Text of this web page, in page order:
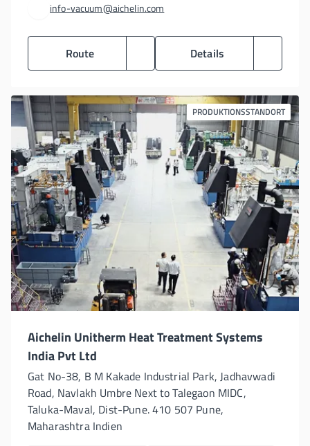
info-vacuum@aichelin.com
Route Details
PRODUKTIONSSTANDORT
Aichelin Unitherm Heat Treatment Systems
India Pvt Ltd
Gat No-38, B M Kakade Industrial Park, Jadhavwadi
Road, Navlakh Umbre Next to Talegaon MIDC,
Taluka-Maval, Dist-Pune. 410 507 Pune,
Maharashtra Indien